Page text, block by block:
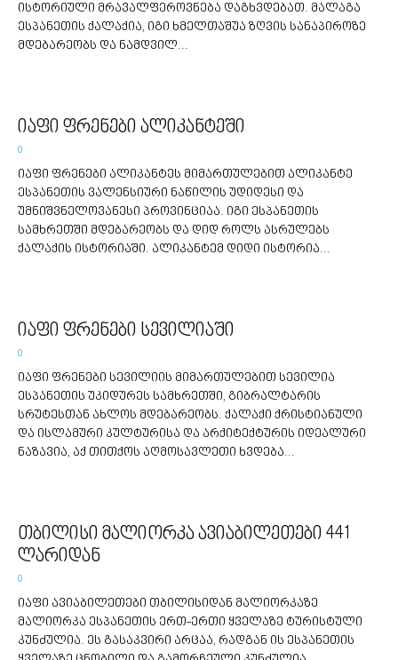
ისტორიული მრავალფეროვნება დაგხვდებათ. მალაგა
ესპანეთის ქალაქია, იგი ხმელთაშუა ზღვის სანაპიროზე
მდებარეობს და ნამდვილ...
იაფი ფრენები ალიკანტეში
0
იაფი ფრენები ალიკანტეს მიმართულებით ალიკანტე
ესპანეთის ვალენსიური ნაწილის უდიდესი და
უმნიშვნელოვანესი პროვინციაა. იგი ესპანეთის
სამხრეთში მდებარეობს და დიდ როლს ასრულებს
ქალაქის ისტორიაში. ალიკანტემ დიდი ისტორია...
იაფი ფრენები სევილიაში
0
იაფი ფრენები სევილიის მიმართულებით სევილია
ესპანეთის უკიდურეს სამხრეთში, გიბრალტარის
სრუტესთან ახლოს მდებარეობს. ქალაქი ქრისტიანული
და ისლამური კულტურისა და არქიტექტურის იდეალური
ნაზავია, აქ თითქოს აღმოსავლეთი ხვდება...
თბილისი მალიორკა ავიაბილეთები 441
ლარიდან
0
იაფი ავიაბილეთები თბილისიდან მალიორკაზე
მალიორკა ესპანეთის ერთ-ერთი ყველაზე ტურისტული
კუნძულია. ეს გასაკვირი არცაა, რადგან ის ესპანეთის